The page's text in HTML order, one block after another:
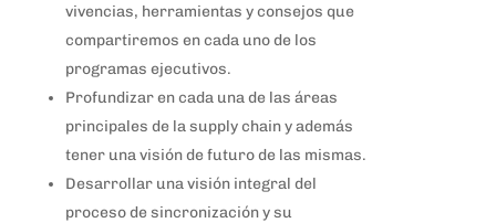
vivencias, herramientas y consejos que
compartiremos en cada uno de los
programas ejecutivos.
Profundizar en cada una de las áreas
principales de la supply chain y además
tener una visión de futuro de las mismas.
Desarrollar una visión integral del
proceso de sincronización y su